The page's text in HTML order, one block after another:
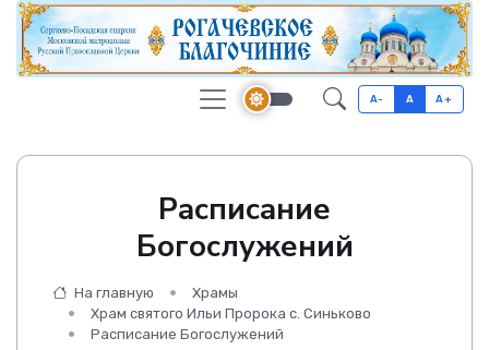
A- A A+
Расписание
Богослужений
На главную
Храмы
Храм святого Ильи Пророка с. Синьково
Расписание Богослужений